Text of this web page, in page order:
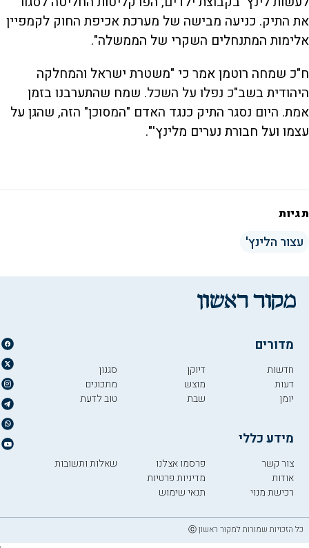
את התיק. כניעה מבישה של מערכת אכיפת החוק לקמפיין
אלימות המתנחלים השקרי של הממשלה".
ח"כ שמחה רוטמן אמר כי ‏"משטרת ישראל והמחלקה
היהודית בשב"כ נפלו על השכל. שמח שהתערבנו בזמן
אמת. היום נסגר התיק כנגד האדם "המסוכן" הזה, שהגן על
עצמו ועל חבורת נערים מלינץ'".
תגיות
עצור הלינץ'
מדורים
חדשות
דעות
יומן
דיוקן
מוצש
שבת
סגנון
מתכונים
טוב לדעת
מידע כללי
צור קשר
אודות
רכישת מנוי
פרסמו אצלנו
מדיניות פרטיות
תנאי שימוש
שאלות ותשובות
כל הזכויות שמורות למקור ראשון ⓒ